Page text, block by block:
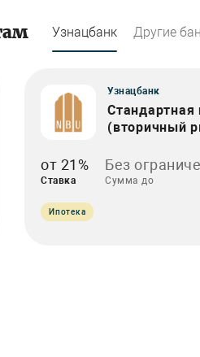
Узнацбанк Другие
Узнацбанк
Стандартная
(вторичный
от 21%
Ставка
Без
Сумма до
Ипотека